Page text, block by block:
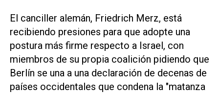
El canciller alemán, Friedrich Merz, está
recibiendo presiones para que adopte una
postura más firme respecto a Israel, con
miembros de su propia coalición pidiendo que
Berlín se una a una declaración de decenas de
países occidentales que condena la "matanza